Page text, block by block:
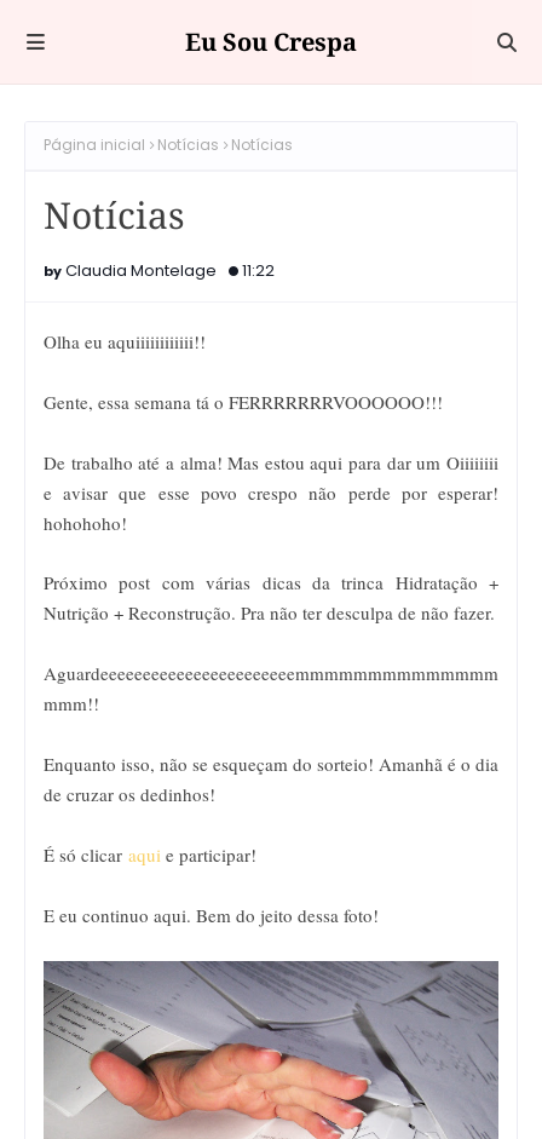
Eu Sou Crespa
Página inicial Notícias Notícias
Notícias
Claudia Montelage 11:22
Olha eu aquiiiiiiiiiiii!!
Gente, essa semana tá o FERRRRRRRVOOOOOO!!!
De trabalho até a alma! Mas estou aqui para dar um Oiiiiiiii
e avisar que esse povo crespo não perde por esperar!
hohohoho!
Próximo post com várias dicas da trinca Hidratação +
Nutrição + Reconstrução. Pra não ter desculpa de não fazer.
Aguardeeeeeeeeeeeeeeeeeeeeeeemmmmmmmmmmmmmm
mmm!!
Enquanto isso, não se esqueçam do sorteio! Amanhã é o dia
de cruzar os dedinhos!
É só clicar aqui e participar!
E eu continuo aqui. Bem do jeito dessa foto!